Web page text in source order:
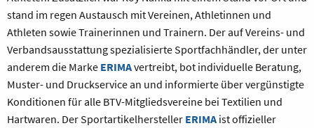
stand im regen Austausch mit Vereinen, Athletinnen und
Athleten sowie Trainerinnen und Trainern. Der auf Vereins- und
Verbandsausstattung spezialisierte Sportfachhändler, der unter
anderem die Marke ERIMAvertreibt, bot individuelle Beratung,
Muster- und Druckservice an und informierte über vergünstigte
Konditionen für alle BTV-Mitgliedsvereine bei Textilien und
Hartwaren. Der Sportartikelhersteller ERIMA ist offizieller